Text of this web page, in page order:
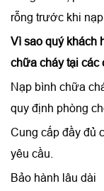
rỗng trước khi nạp
Vì sao quý khách
chữa cháytại các
Nạp bình chữa
quy định phòng
Cung cấp đầy đủ
yêu cầu.
Bảo hành lâu dài